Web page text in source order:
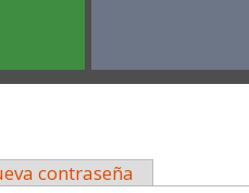
contraseña